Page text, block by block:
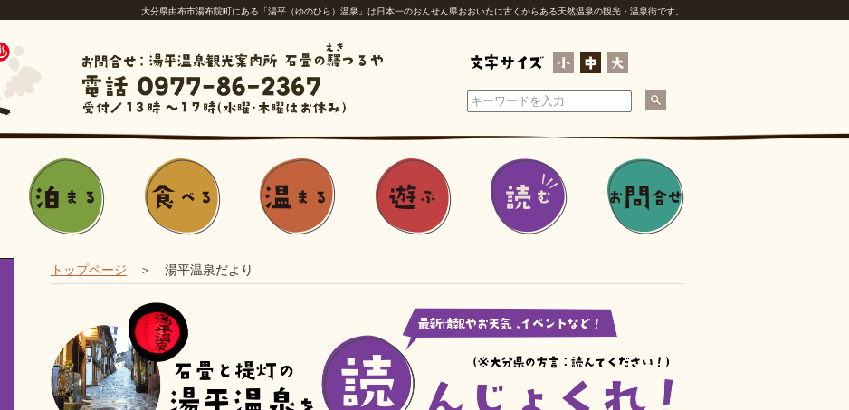
.大分県由布市湯布院町にある「湯平（ゆのひら）温泉」は日本一のおんせん県おおいたに古くからある天然温泉の観光・温泉街です。
トップページ ＞ 湯平温泉だより